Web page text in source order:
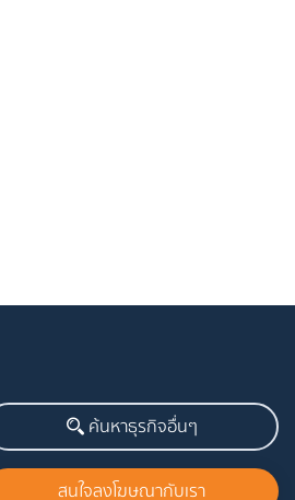
ค้นหาธุรกิจอื่นๆ
สนใจลงโฆษณากับเรา